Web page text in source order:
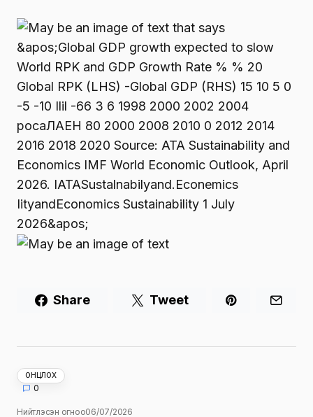
Share Tweet
ОНЦЛОХ
0
Нийтлэсэн огноо06/07/2026